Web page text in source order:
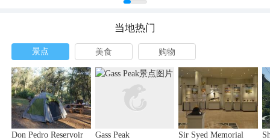
当地热门
景点 美食 购物
Don Pedro Reservoir Gass Peak Sir Syed Memorial